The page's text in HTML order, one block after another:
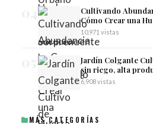
Cultivando
Cómo Crear una
10,971 vistas
Jardín Colgante
sin riego, alta
6,908 vistas
MÁS CATEGORÍAS